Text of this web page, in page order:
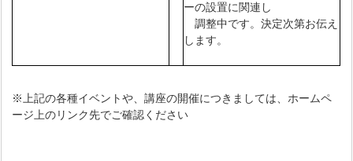
ーの設置に関連し
調整中です。決定次第お伝え
します。
※上記の各種イベントや、講座の開催につきましては、ホームペ
ージ上のリンク先でご確認ください